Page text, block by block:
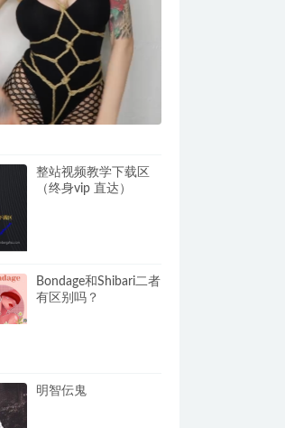
整站视频教学下载区
（终身vip 直达）
Bondage和Shibari二者
有区别吗？
明智伝鬼